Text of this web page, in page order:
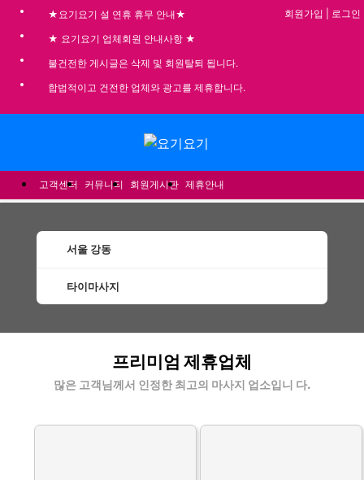
★요기요기 설 연휴 휴무 안내★
★ 요기요기 업체회원 안내사항 ★
불건전한 게시글은 삭제 및 회원탈퇴 됩니다.
합법적이고 건전한 업체와 광고를 제휴합니다.
회원가입 로그인
고객센터 커뮤니티 회원게시판 제휴안내
서울 강동
타이마사지
프리미엄 제휴업체
많은 고객님께서 인정한 최고의 마사지 업소입니 다.